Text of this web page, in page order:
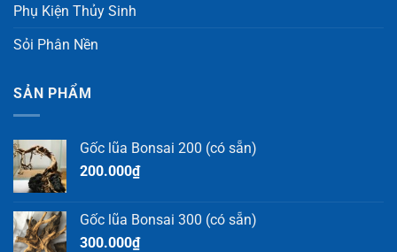
Phụ Kiện Thủy Sinh
Sỏi Phân Nền
SẢN PHẨM
Gốc lũa Bonsai 200 (có sẵn)
200.000₫
Gốc lũa Bonsai 300 (có sẵn)
300.000₫